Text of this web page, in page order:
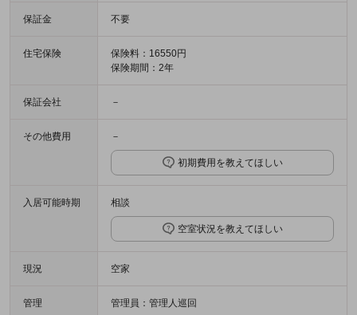
保証金 不要
住宅保険
保険料：16550円
保険期間：2年
保証会社 －
その他費用 －
初期費用を教えてほしい
入居可能時期 相談
空室状況を教えてほしい
現況 空家
管理 管理員：管理人巡回